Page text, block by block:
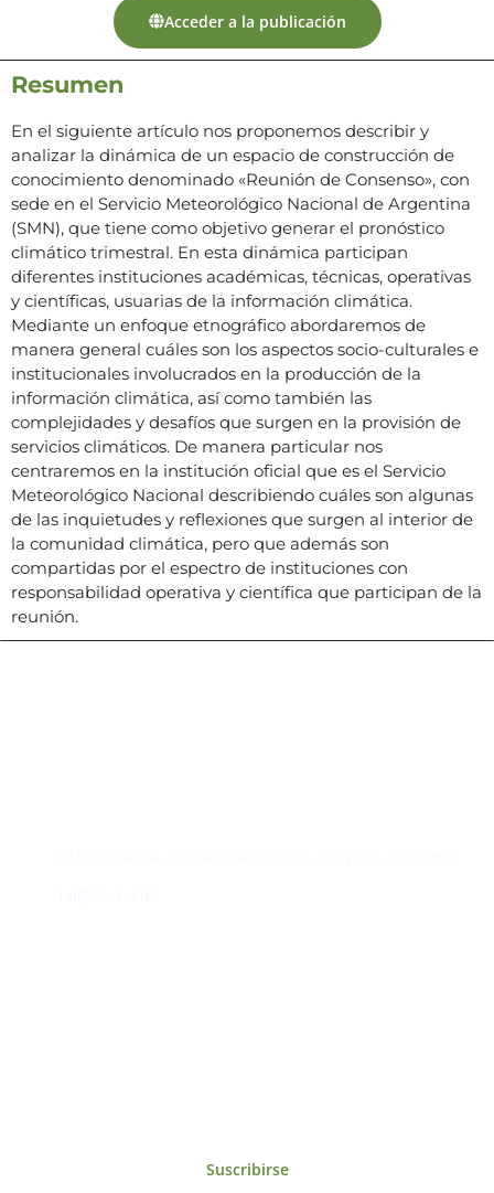
Acceder a la publicación
Resumen
En el siguiente artículo nos proponemos describir y
analizar la dinámica de un espacio de construcción de
conocimiento denominado «Reunión de Consenso», con
sede en el Servicio Meteorológico Nacional de Argentina
(SMN), que tiene como objetivo generar el pronóstico
climático trimestral. En esta dinámica participan
diferentes instituciones académicas, técnicas, operativas
y científicas, usuarias de la información climática.
Mediante un enfoque etnográfico abordaremos de
manera general cuáles son los aspectos socio-culturales e
institucionales involucrados en la producción de la
información climática, así como también las
complejidades y desafíos que surgen en la provisión de
servicios climáticos. De manera particular nos
centraremos en la institución oficial que es el Servicio
Meteorológico Nacional describiendo cuáles son algunas
de las inquietudes y reflexiones que surgen al interior de
la comunidad climática, pero que además son
compartidas por el espectro de instituciones con
responsabilidad operativa y científica que participan de la
reunión.
Suscribirse